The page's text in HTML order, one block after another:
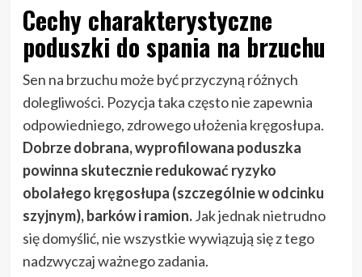
Cechy charakterystyczne
poduszki do spania na brzuchu
Sen na brzuchu może być przyczyną różnych
dolegliwości. Pozycja taka często nie zapewnia
odpowiedniego, zdrowego ułożenia kręgosłupa.
Dobrze dobrana, wyprofilowana poduszka
powinna skutecznie redukować ryzyko
obolałego kręgosłupa (szczególnie w odcinku
szyjnym), barków i ramion.Jak jednak nietrudno
się domyślić, nie wszystkie wywiązują się z tego
nadzwyczaj ważnego zadania.